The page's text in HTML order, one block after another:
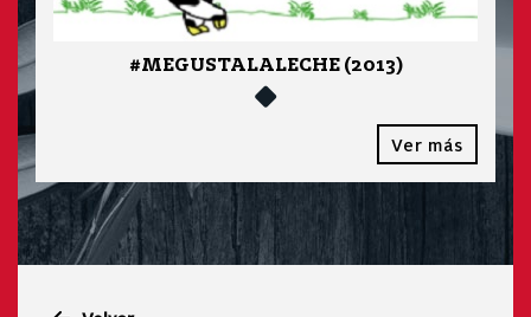
#MEGUSTALALECHE (2013)
Ver más